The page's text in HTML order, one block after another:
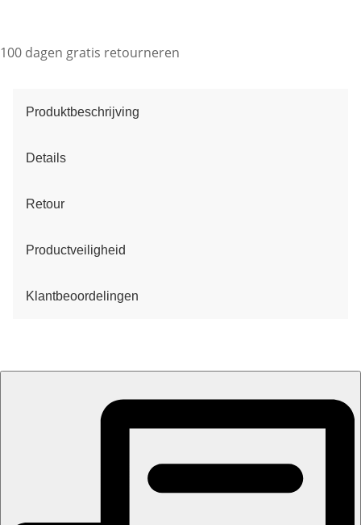
100 dagen gratis retourneren
Produktbeschrijving
Details
Retour
Productveiligheid
Klantbeoordelingen